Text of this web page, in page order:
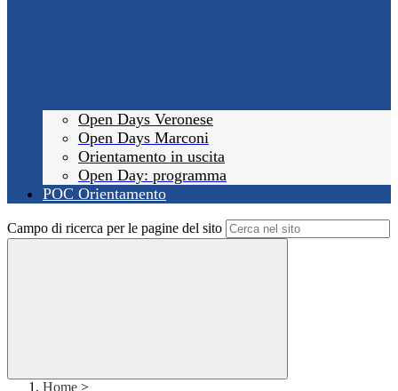
Open Days Veronese
Open Days Marconi
Orientamento in uscita
Open Day: programma
POC Orientamento
Campo di ricerca per le pagine del sito
Home >